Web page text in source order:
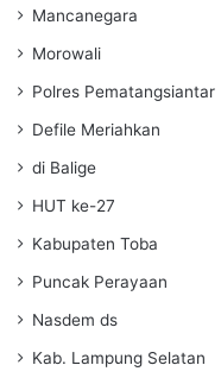
Mancanegara
Morowali
Polres Pematangsiantar
Defile Meriahkan
di Balige
HUT ke-27
Kabupaten Toba
Puncak Perayaan
Nasdem ds
Kab. Lampung Selatan